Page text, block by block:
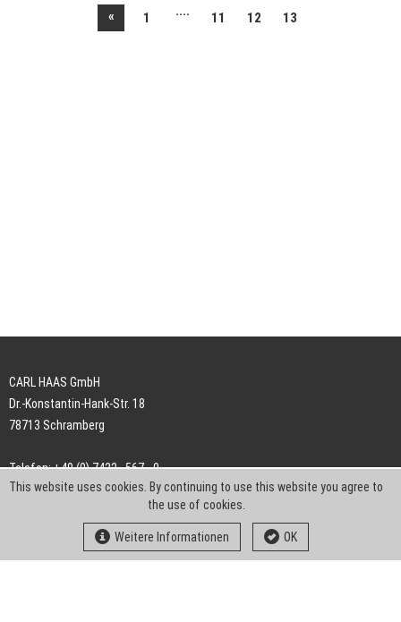
« 1 .... 11 12 13
CARL HAAS GmbH
Dr.-Konstantin-Hank-Str. 18
78713 Schramberg
Telefon: +49 (0) 7422 . 567 - 0
Telefax: +49 (0) 7422 . 567 - 239
info-ch@kern-liebers.com
This website uses cookies. By continuing to use this website you agree to
the use of cookies.
Weitere Informationen OK